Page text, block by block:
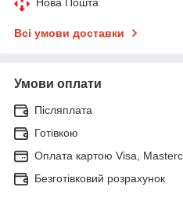
Всі умови доставки
Умови оплати
Післяплата
Готівкою
Оплата картою Visa,
Безготівковий розрахунок